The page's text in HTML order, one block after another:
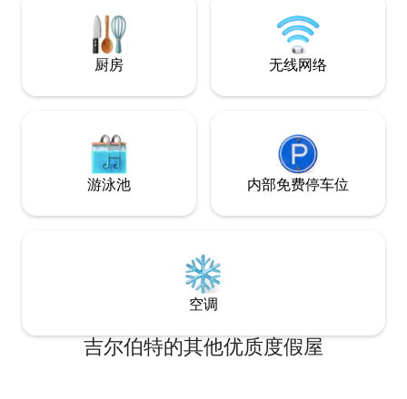
家庭或小团体，如有需要，可提供充气床
垫。非常适合短期或长期住宿。
厨房 无线网络
游泳池 内部免费停车位
空调
吉尔伯特的其他优质度假屋